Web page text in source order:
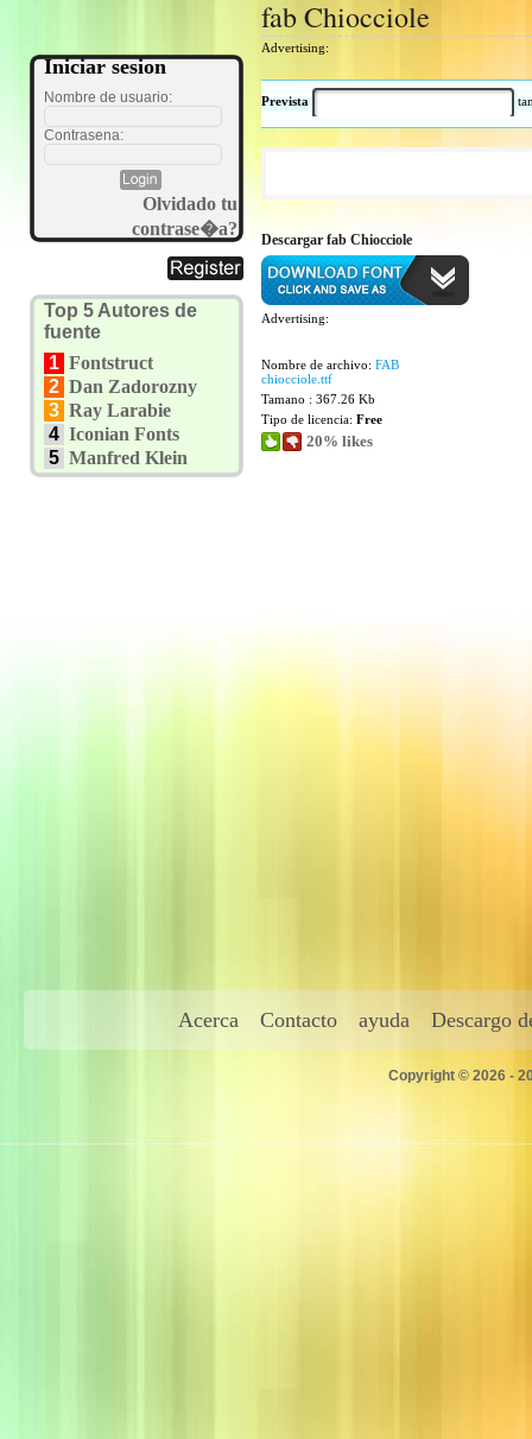
Iniciar sesion
Nombre de usuario:
Contrasena:
Olvidado tu
contrase�a?
Top 5 Autores de
fuente
1 Fontstruct
2 Dan Zadorozny
3 Ray Larabie
4 Iconian Fonts
5 Manfred Klein
fab Chiocciole
Advertising:
Prevista
Descargar fab Chiocciole
Advertising:
Nombre de archivo: FAB
chiocciole.ttf
Tamano : 367.26 Kb
Tipo de licencia: Free
20% likes
Acerca Contacto ayuda Descargo
Copyright © 2026 -